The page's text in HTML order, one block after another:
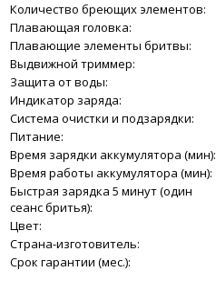
Количество бреющих элементов:
Плавающая головка:
Плавающие элементы бритвы:
Выдвижной триммер:
Защита от воды:
Индикатор заряда:
Система очистки и подзарядки:
Питание:
Время зарядки аккумулятора (мин):
Время работы аккумулятора (мин):
Быстрая зарядка 5 минут (один
сеанс бритья):
Цвет:
Страна-изготовитель:
Срок гарантии (мес.):